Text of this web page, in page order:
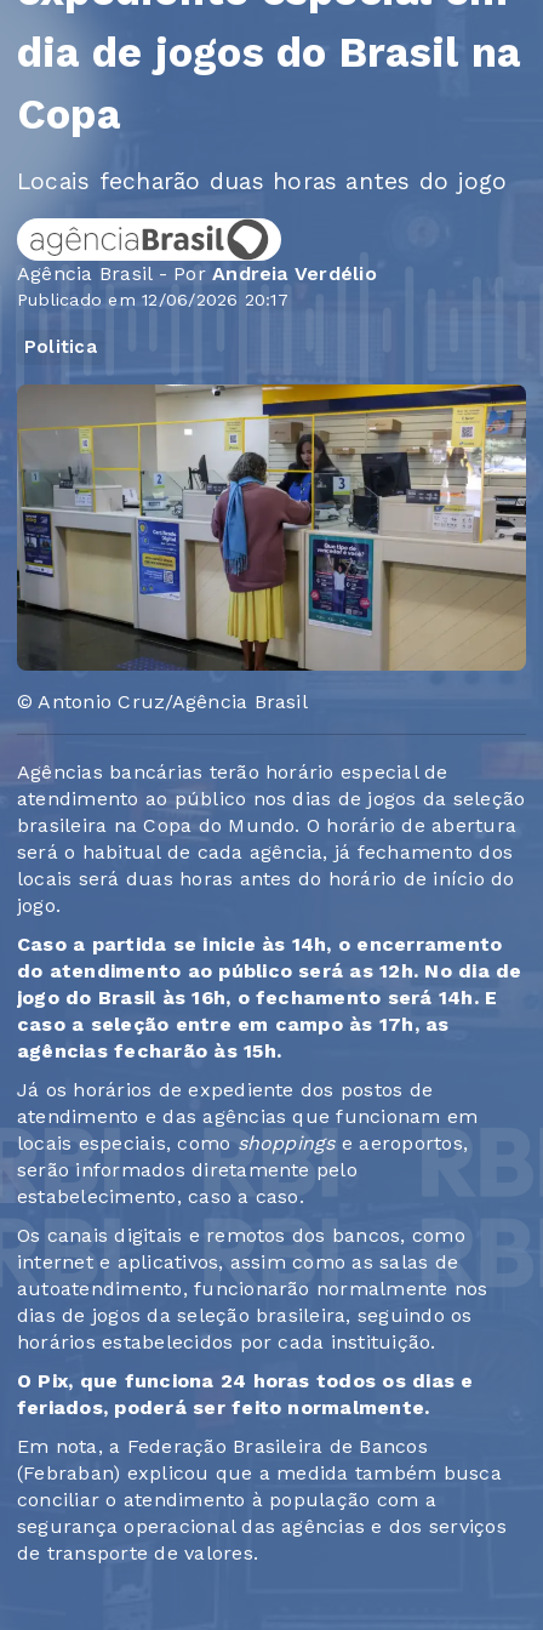
dia de jogos do Brasil na
Copa
Locais fecharão duas horas antes do jogo
Agência Brasil - PorAndreia Verdélio
Publicado em 12/06/2026 20:17
Politica
© Antonio Cruz/Agência Brasil
Agências bancárias terão horário especial de
atendimento ao público nos dias de jogos da seleção
brasileira na Copa do Mundo. O horário de abertura
será o habitual de cada agência, já fechamento dos
locais será duas horas antes do horário de início do
jogo.
Caso a partida se inicie às 14h, o encerramento
do atendimento ao público será as 12h. No dia de
jogo do Brasil às 16h, o fechamento será 14h. E
caso a seleção entre em campo às 17h, as
agências fecharão às 15h.
Já os horários de expediente dos postos de
atendimento e das agências que funcionam em
locais especiais, como shoppingse aeroportos,
serão informados diretamente pelo
estabelecimento, caso a caso.
Os canais digitais e remotos dos bancos, como
internet e aplicativos, assim como as salas de
autoatendimento, funcionarão normalmente nos
dias de jogos da seleção brasileira, seguindo os
horários estabelecidos por cada instituição.
O Pix, que funciona 24 horas todos os dias e
feriados, poderá ser feito normalmente.
Em nota, a Federação Brasileira de Bancos
(Febraban) explicou que a medida também busca
conciliar o atendimento à população com a
segurança operacional das agências e dos serviços
de transporte de valores.